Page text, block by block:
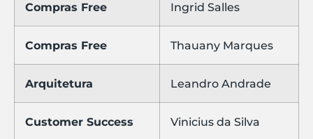
Compras Free Ingrid Salles
Compras Free Thauany Marques
Arquitetura Leandro Andrade
Customer Success Vinicius da Silva